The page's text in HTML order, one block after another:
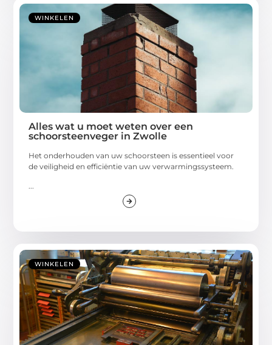
WINKELEN
Alles wat u moet weten over een
schoorsteenveger in Zwolle
Het onderhouden van uw schoorsteen is essentieel voor
de veiligheid en efficiëntie van uw verwarmingssysteem.
WINKELEN